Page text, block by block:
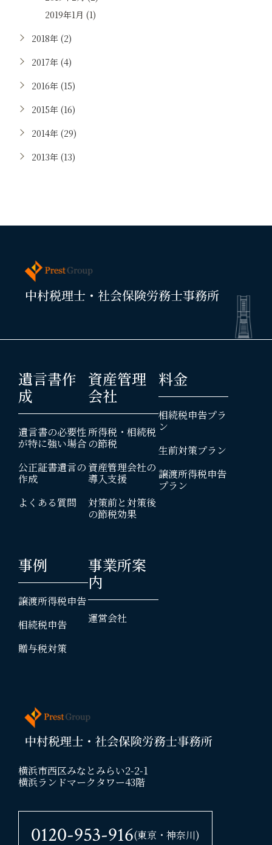
2019年1月 (1)
2018年 (2)
2017年 (4)
2016年 (15)
2015年 (16)
2014年 (29)
2013年 (13)
遺言書作
成
遺言書の必要性
が特に強い場合
公正証書遺言の
作成
よくある質問
資産管理
会社
所得税・相続税
の節税
資産管理会社の
導入支援
対策前と対策後
の節税効果
料金
相続税申告プラ
ン
生前対策プラン
譲渡所得税申告
プラン
事例
譲渡所得税申告
相続税申告
贈与税対策
事業所案
内
運営会社
横浜市西区みなとみらい2-2-1
横浜ランドマークタワー43階
0120-953-916(東京・神奈川)